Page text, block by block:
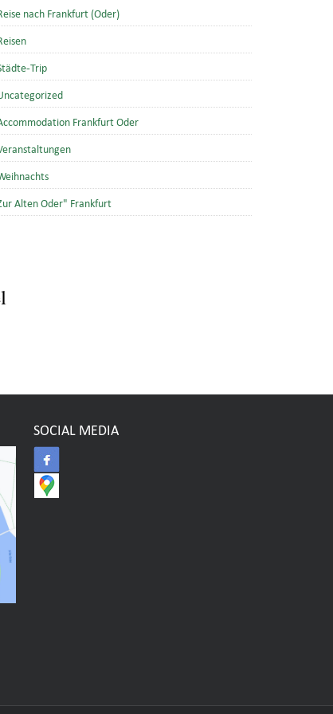
nach Frankfurt (Oder)
Trip
Frankfurt Oder
Alten Oder" Frankfurt
SOCIAL MEDIA